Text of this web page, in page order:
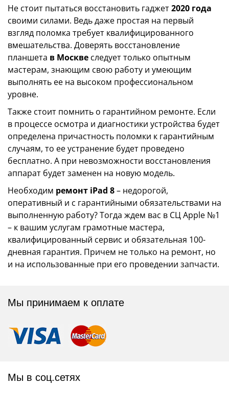
Не стоит пытаться восстановить гаджет2020 года
своими силами. Ведь даже простая на первый
взгляд поломка требует квалифицированного
вмешательства. Доверять восстановление
планшета в Москве следует только опытным
мастерам, знающим свою работу и умеющим
выполнять ее на высоком профессиональном
уровне.
Также стоит помнить о гарантийном ремонте. Если
в процессе осмотра и диагностики устройства будет
определена причастность поломки к гарантийным
случаям, то ее устранение будет проведено
бесплатно. А при невозможности восстановления
аппарат будет заменен на новую модель.
Необходим ремонт iPad 8– недорогой,
оперативный и с гарантийными обязательствами на
выполненную работу? Тогда ждем вас в СЦ Apple №1
– к вашим услугам грамотные мастера,
квалифицированный сервис и обязательная 100-
дневная гарантия. Причем не только на ремонт, но
и на использованные при его проведении запчасти.
Мы принимаем к оплате
Мы в соц.сетях